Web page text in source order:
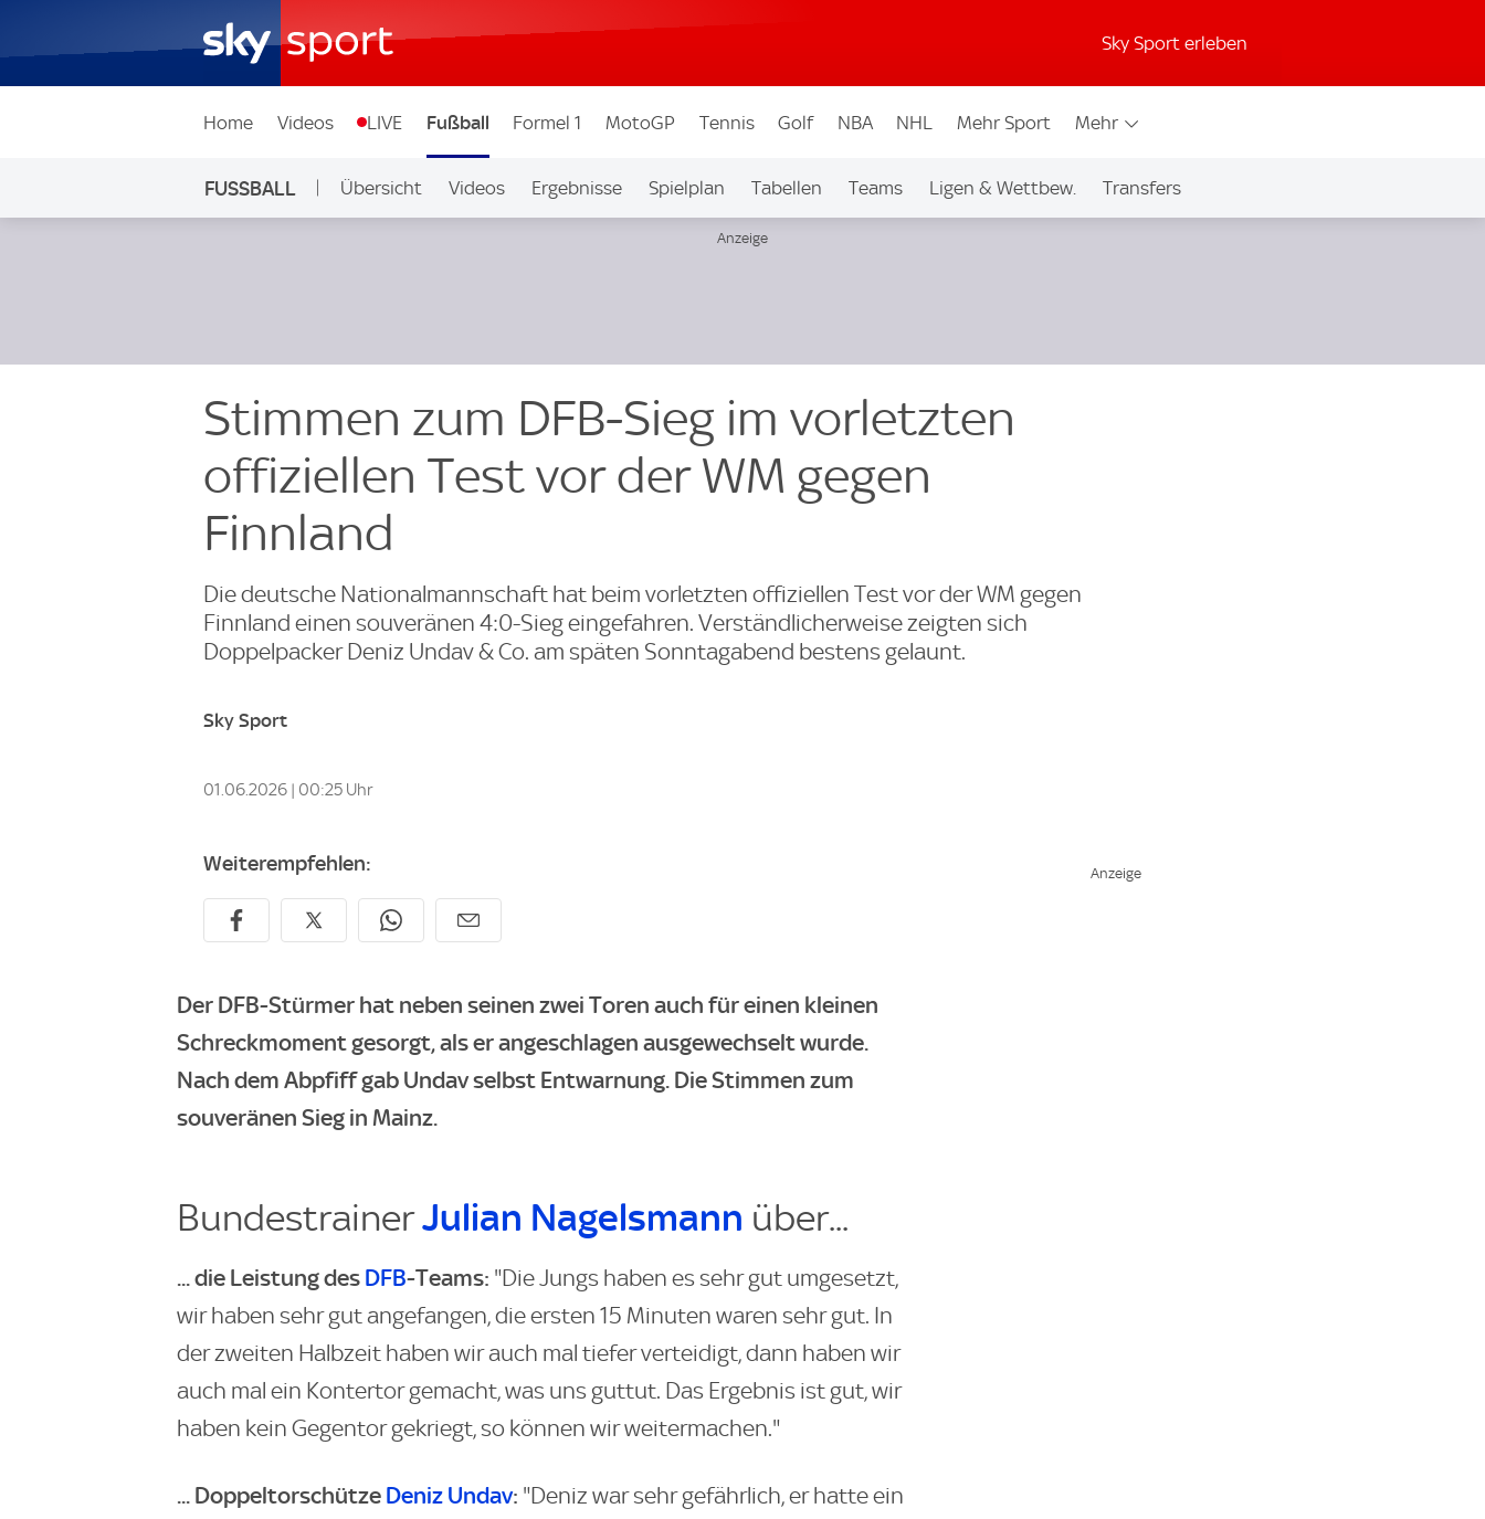
Sky Sport erleben
Home Videos LIVE Fußball Formel 1 MotoGP Tennis Golf NBA NHL Mehr Sport Mehr
FUSSBALL Übersicht Videos Ergebnisse Spielplan Tabellen Teams Ligen & Wettbew. Transfers
Stimmen zum DFB-Sieg im vorletzten
offiziellen Test vor der WM gegen
Finnland
Die deutsche Nationalmannschaft hat beim vorletzten offiziellen Test vor der WM gegen
Finnland einen souveränen 4:0-Sieg eingefahren. Verständlicherweise zeigten sich
Doppelpacker Deniz Undav & Co. am späten Sonntagabend bestens gelaunt.
Sky Sport
01.06.2026 | 00:25 Uhr
Weiterempfehlen:
Der DFB-Stürmer hat neben seinen zwei Toren auch für einen kleinen
Schreckmoment gesorgt, als er angeschlagen ausgewechselt wurde.
Nach dem Abpfiff gab Undav selbst Entwarnung. Die Stimmen zum
souveränen Sieg in Mainz.
BundestrainerJulian Nagelsmann über...
... die Leistung des DFB-Teams: "Die Jungs haben es sehr gut umgesetzt,
wir haben sehr gut angefangen, die ersten 15 Minuten waren sehr gut. In
der zweiten Halbzeit haben wir auch mal tiefer verteidigt, dann haben wir
auch mal ein Kontertor gemacht, was uns guttut. Das Ergebnis ist gut, wir
haben kein Gegentor gekriegt, so können wir weitermachen."
... Doppeltorschütze Deniz Undav: "Deniz war sehr gefährlich, er hatte ein